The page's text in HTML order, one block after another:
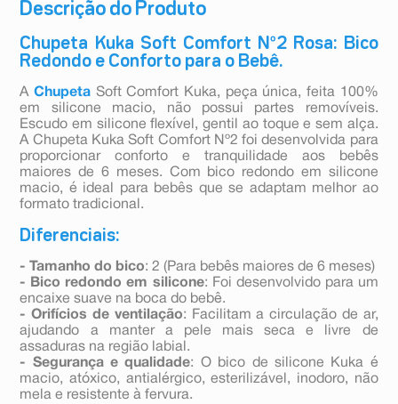
Descrição do Produto
Chupeta Kuka Soft Comfort Nº2 Rosa: Bico
Redondo e Conforto para o Bebê.
AChupeta Soft Comfort Kuka, peça única, feita 100%
em silicone macio, não possui partes removíveis.
Escudo em silicone flexível, gentil ao toque e sem alça.
A Chupeta Kuka Soft Comfort Nº2 foi desenvolvida para
proporcionar conforto e tranquilidade aos bebês
maiores de 6 meses. Com bico redondo em silicone
macio, é ideal para bebês que se adaptam melhor ao
formato tradicional.
Diferenciais:
- Tamanho do bico: 2 (Para bebês maiores de 6 meses)
- Bico redondo em silicone: Foi desenvolvido para um
encaixe suave na boca do bebê.
- Orifícios de ventilação: Facilitam a circulação de ar,
ajudando a manter a pele mais seca e livre de
assaduras na região labial.
- Segurança e qualidade: O bico de silicone Kuka é
macio, atóxico, antialérgico, esterilizável, inodoro, não
mela e resistente à fervura.